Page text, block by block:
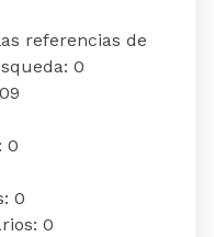
referencias de
0
0
0
0